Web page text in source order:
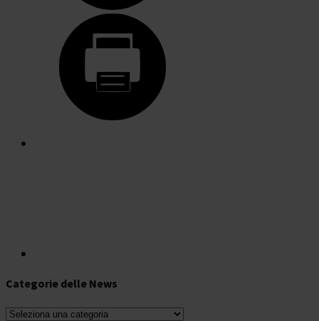
Categorie delle News
Categorie